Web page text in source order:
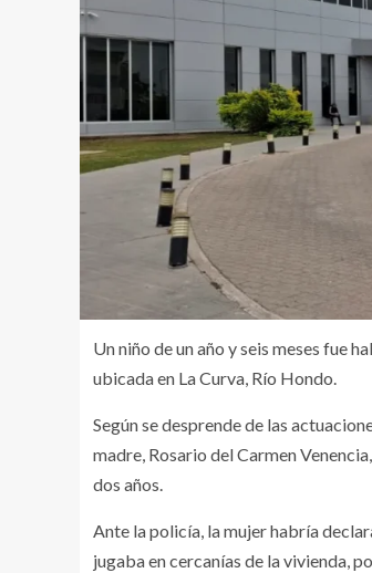
Un niño de un año y seis meses fue
ubicada en La Curva, Río Hondo.
Según se desprende de las
madre, Rosario del Carmen
dos años.
Ante la policía, la mujer habría
jugaba en cercanías de la vivienda,